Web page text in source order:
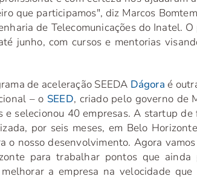
que participamos", diz Marcos
de Telecomunicações do Inatel.
junho, com cursos e mentorias
de aceleração SEEDA Dágoraé
– o SEED, criado pelo governo de
selecionou 40 empresas. A startup
por seis meses, em Belo
o nosso desenvolvimento. Agora
para trabalhar pontos que ainda
a empresa na velocidade que